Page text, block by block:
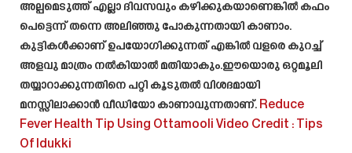
അല്പമെടുത്ത് എല്ലാ ദിവസവും കഴിക്കുകയാണെങ്കിൽ കഫം
പെട്ടെന്ന് തന്നെ അലിഞ്ഞു പോകുന്നതായി കാണാം.
കുട്ടികൾക്കാണ് ഉപയോഗിക്കുന്നത് എങ്കിൽ വളരെ കുറച്ച്
അളവു മാത്രം നൽകിയാൽ മതിയാകും.ഈയൊരു ഒറ്റമൂലി
തയ്യാറാക്കുന്നതിനെ പറ്റി കൂടുതൽ വിശദമായി
മനസ്സിലാക്കാൻ വീഡിയോ കാണാവുന്നതാണ്. Reduce
Fever Health Tip Using Ottamooli Video Credit : Tips
Of Idukki